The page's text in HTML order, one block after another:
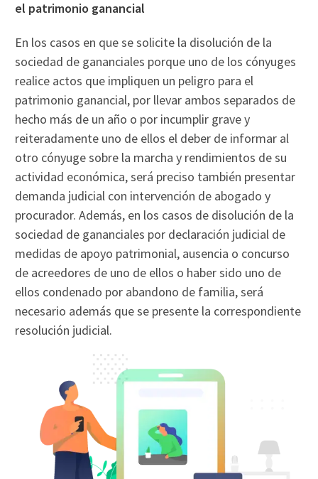
el patrimonio ganancial
En los casos en que se solicite la disolución de la
sociedad de gananciales porque uno de los cónyuges
realice actos que impliquen un peligro para el
patrimonio ganancial, por llevar ambos separados de
hecho más de un año o por incumplir grave y
reiteradamente uno de ellos el deber de informar al
otro cónyuge sobre la marcha y rendimientos de su
actividad económica, será preciso también presentar
demanda judicial con intervención de abogado y
procurador. Además, en los casos de disolución de la
sociedad de gananciales por declaración judicial de
medidas de apoyo patrimonial, ausencia o concurso
de acreedores de uno de ellos o haber sido uno de
ellos condenado por abandono de familia, será
necesario además que se presente la correspondiente
resolución judicial.